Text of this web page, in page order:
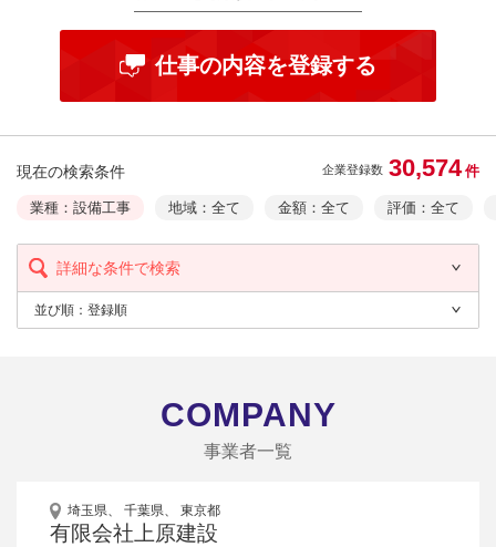
仕事の内容を登録する
現在の検索条件 企業登録数 30,574 件
業種：設備工事 地域：全て 金額：全て 評価：全て
詳細な条件で検索
並び順： 登録順
COMPANY
事業者一覧
埼玉県、 千葉県、 東京都
有限会社上原建設